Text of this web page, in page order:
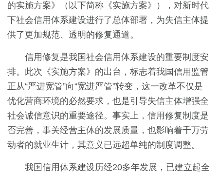
的实施方案》（以下简称《实施方案》），对新时代
下社会信用体系建设进行了总体部署，为失信主体提
供了更加规范、透明的修复通道。
信用修复是我国社会信用体系建设的重要制度安
排。此次《实施方案》的出台，标志着我国信用监管
正从“严进宽管”向“宽进严管”转变，这一改革不仅是
优化营商环境的必然要求，也是引导失信主体增强全
社会诚信意识的重要途径。事实上，信用修复制度是
否完善，事关经营主体的发展质量，也影响着千万劳
动者的就业生计，其意义已远超单纯的制度调整。
我国信用体系建设历经20多年发展，已建立起全